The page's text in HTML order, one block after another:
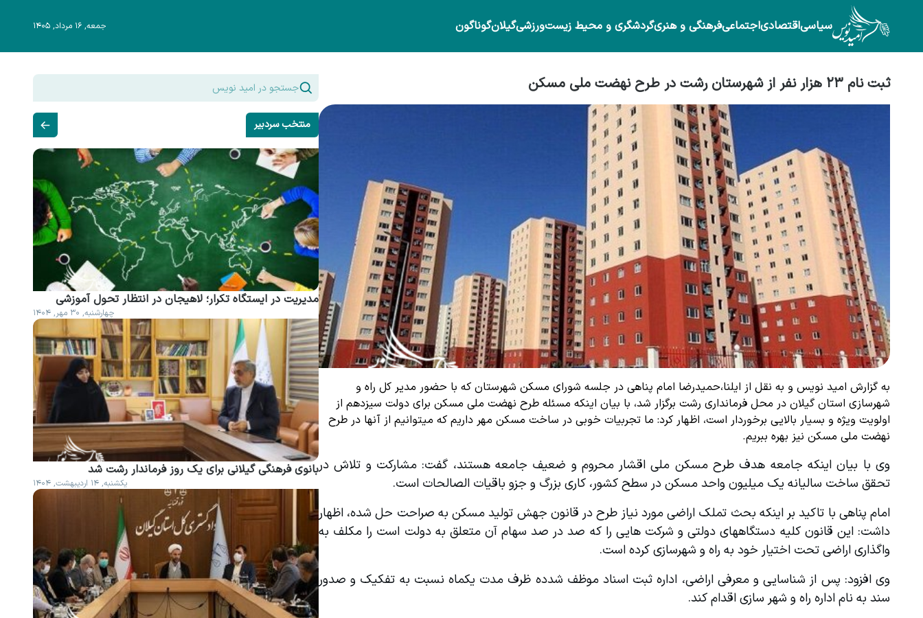
سیاسیاقتصادیاجتماعیفرهنگی و هنریگردشگری و محیط زیستورزشیگیلانگوناگون جمعه, ۱۶ مرداد, ۱۴۰۵
ثبت ‌نام ۲۳ هزار نفر از شهرستان رشت در طرح نهضت ملی مسکن
به گزارش امید نویس و به نقل از ایلنا،حمیدرضا امام پناهی در جلسه شورای مسکن شهرستان که با حضور مدیر کل راه و
شهرسازی استان گیلان در محل فرمانداری رشت برگزار شد، با بیان اینکه مسئله طرح نهضت ملی مسکن برای دولت سیزدهم از
اولویت ویژه و بسیار بالایی برخوردار است، اظهار کرد:‌ ما تجربیات خوبی در ساخت مسکن مهر داریم که میتوانیم از آنها در طرح
نهضت ملی مسکن نیز بهره ببریم.
وی با بیان اینکه جامعه هدف طرح مسکن ملی اقشار محروم و ضعیف جامعه هستند، گفت: مشارکت و تلاش در
تحقق ساخت سالیانه یک میلیون واحد مسکن در سطح کشور، کاری بزرگ و جزو باقیات الصالحات است.
امام پناهی با تاکید بر اینکه بحث تملک اراضی مورد نیاز طرح در قانون جهش تولید مسکن به صراحت حل شده، اظهار
واگذاری اراضی تحت اختیار خود به راه و شهرسازی کرده است.
وی افزود: پس از شناسایی و معرفی اراضی، اداره ثبت اسناد موظف شدده ظرف مدت یکماه نسبت به تفکیک و صدور
سند به نام اداره راه و شهر سازی اقدام کند.
منتخب سردبیر
مدیریت در ایستگاه تکرار؛ لاهیجان در انتظار تحول آموزشی
چهارشنبه, ۳۰ مهر, ۱۴۰۴
بانوی فرهنگی گیلانی برای یک روز فرماندار رشت شد
یکشنبه, ۱۴ اردیبهشت, ۱۴۰۴